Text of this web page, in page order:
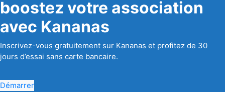
boostez votre association
avec Kananas
Inscrivez-vous gratuitement sur Kananas et profitez de 30
jours d’essai sans carte bancaire.
Démarrer